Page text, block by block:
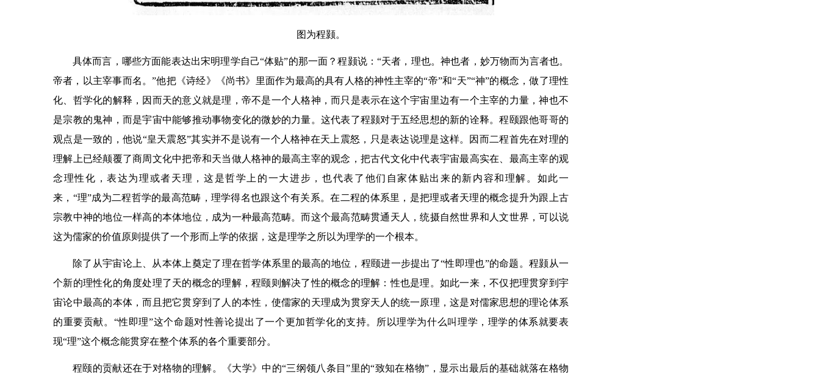
图为程颢。
具体而言，哪些方面能表达出宋明理学自己“体贴”的那一面？程颢说：“天者，理也。神也者，妙万物而为言者也。
帝者，以主宰事而名。”他把《诗经》《尚书》里面作为最高的具有人格的神性主宰的“帝”和“天”“神”的概念，做了理性
化、哲学化的解释，因而天的意义就是理，帝不是一个人格神，而只是表示在这个宇宙里边有一个主宰的力量，神也不
是宗教的鬼神，而是宇宙中能够推动事物变化的微妙的力量。这代表了程颢对于五经思想的新的诠释。程颐跟他哥哥的
观点是一致的，他说“皇天震怒”其实并不是说有一个人格神在天上震怒，只是表达说理是这样。因而二程首先在对理的
理解上已经颠覆了商周文化中把帝和天当做人格神的最高主宰的观念，把古代文化中代表宇宙最高实在、最高主宰的观
念理性化，表达为理或者天理，这是哲学上的一大进步，也代表了他们自家体贴出来的新内容和理解。如此一
来，“理”成为二程哲学的最高范畴，理学得名也跟这个有关系。在二程的体系里，是把理或者天理的概念提升为跟上古
宗教中神的地位一样高的本体地位，成为一种最高范畴。而这个最高范畴贯通天人，统摄自然世界和人文世界，可以说
这为儒家的价值原则提供了一个形而上学的依据，这是理学之所以为理学的一个根本。
除了从宇宙论上、从本体上奠定了理在哲学体系里的最高的地位，程颐进一步提出了“性即理也”的命题。程颢从一
个新的理性化的角度处理了天的概念的理解，程颐则解决了性的概念的理解：性也是理。如此一来，不仅把理贯穿到宇
宙论中最高的本体，而且把它贯穿到了人的本性，使儒家的天理成为贯穿天人的统一原理，这是对儒家思想的理论体系
的重要贡献。“性即理”这个命题对性善论提出了一个更加哲学化的支持。所以理学为什么叫理学，理学的体系就要表
现“理”这个概念能贯穿在整个体系的各个重要部分。
程颐的贡献还在于对格物的理解。《大学》中的“三纲领八条目”里的“致知在格物”，显示出最后的基础就落在格物